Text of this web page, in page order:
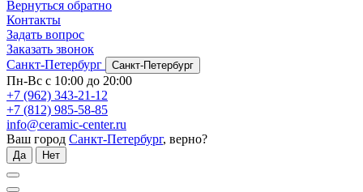
Вернуться обратно
Контакты
Задать вопрос
Заказать звонок
Санкт-Петербург
Санкт-Петербург
Пн-Вс с 10:00 до 20:00
+7 (962) 343-21-12
+7 (812) 985-58-85
info@ceramic-center.ru
Ваш город Санкт-Петербург, верно?
Да Нет